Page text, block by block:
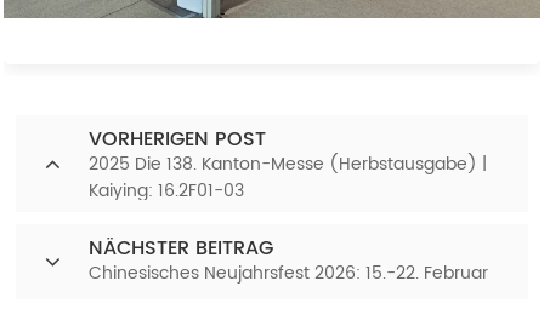
VORHERIGEN POST
2025 Die 138. Kanton-Messe (Herbstausgabe) |
Kaiying: 16.2F01-03
NÄCHSTER BEITRAG
Chinesisches Neujahrsfest 2026: 15.-22. Februar